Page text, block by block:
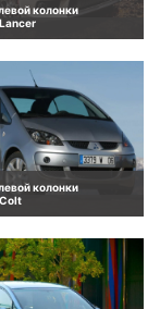
колонки
колонки